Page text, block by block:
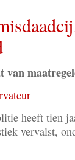
van
heeft tien
vervalst,